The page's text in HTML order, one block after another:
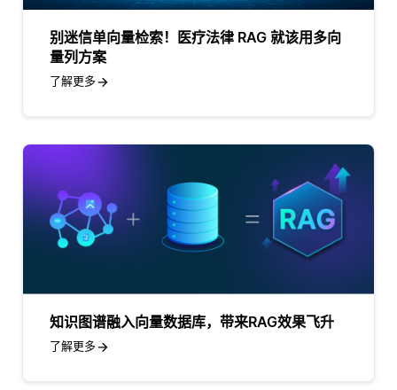
别迷信单向量检索！医疗法律 RAG 就该用多向
量列方案
了解更多
知识图谱融入向量数据库，带来RAG效果飞升
了解更多